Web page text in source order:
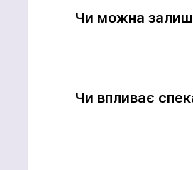
Чи можна
Чи впливає